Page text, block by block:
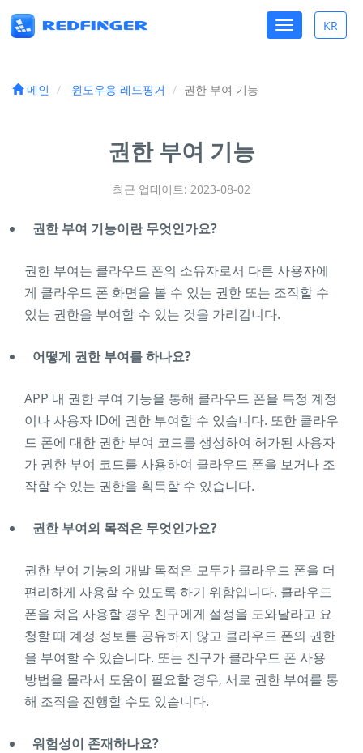
Toggle
KR
Toggle
navigation
메인 윈도우용 레드핑거 권한 부여 기능
권한 부여 기능
최근 업데이트: 2023-08-02
권한 부여 기능이란 무엇인가요?
권한 부여는 클라우드 폰의 소유자로서 다른 사용자에
게 클라우드 폰 화면을 볼 수 있는 권한 또는 조작할 수
있는 권한을 부여할 수 있는 것을 가리킵니다.
어떻게 권한 부여를 하나요?
APP 내 권한 부여 기능을 통해 클라우드 폰을 특정 계정
이나 사용자 ID에 권한 부여할 수 있습니다. 또한 클라우
드 폰에 대한 권한 부여 코드를 생성하여 허가된 사용자
가 권한 부여 코드를 사용하여 클라우드 폰을 보거나 조
작할 수 있는 권한을 획득할 수 있습니다.
권한 부여의 목적은 무엇인가요?
권한 부여 기능의 개발 목적은 모두가 클라우드 폰을 더
편리하게 사용할 수 있도록 하기 위함입니다. 클라우드
폰을 처음 사용할 경우 친구에게 설정을 도와달라고 요
청할 때 계정 정보를 공유하지 않고 클라우드 폰의 권한
을 부여할 수 있습니다. 또는 친구가 클라우드 폰 사용
방법을 몰라서 도움이 필요할 경우, 서로 권한 부여를 통
해 조작을 진행할 수도 있습니다.
워험성이 존재하나요?